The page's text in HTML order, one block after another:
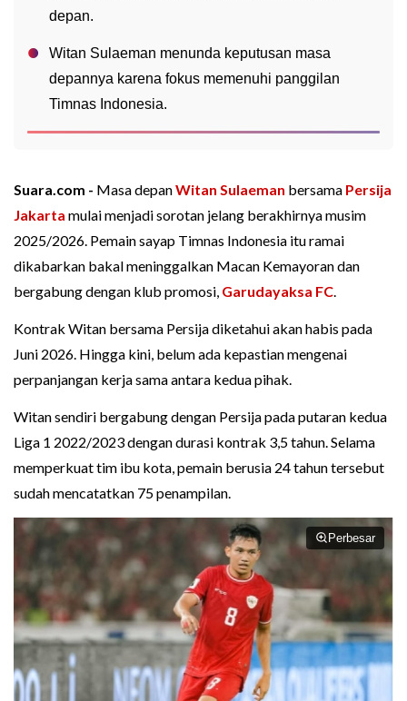
depan.
Witan Sulaeman menunda keputusan masa
depannya karena fokus memenuhi panggilan
Timnas Indonesia.
Suara.com - Masa depanWitan Sulaeman bersama Persija
Jakarta mulai menjadi sorotan jelang berakhirnya musim
2025/2026. Pemain sayap Timnas Indonesia itu ramai
dikabarkan bakal meninggalkan Macan Kemayoran dan
bergabung dengan klub promosi, Garudayaksa FC.
Kontrak Witan bersama Persija diketahui akan habis pada
Juni 2026. Hingga kini, belum ada kepastian mengenai
perpanjangan kerja sama antara kedua pihak.
Witan sendiri bergabung dengan Persija pada putaran kedua
Liga 1 2022/2023 dengan durasi kontrak 3,5 tahun. Selama
memperkuat tim ibu kota, pemain berusia 24 tahun tersebut
sudah mencatatkan 75 penampilan.
Perbesar